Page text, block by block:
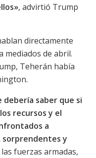
, advirtió Trump
directamente
mediados de abril.
Teherán había
saber que si
recursos y el
a
sorprendentes y
fuerzas armadas,